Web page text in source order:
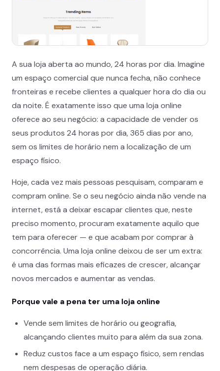
A sua loja aberta ao mundo, 24 horas por dia. Imagine
um espaço comercial que nunca fecha, não conhece
fronteiras e recebe clientes a qualquer hora do dia ou
da noite. É exatamente isso que uma loja online
oferece ao seu negócio: a capacidade de vender os
seus produtos 24 horas por dia, 365 dias por ano,
sem os limites de horário nem a localização de um
espaço físico.
Hoje, cada vez mais pessoas pesquisam, comparam e
compram online. Se o seu negócio ainda não vende na
internet, está a deixar escapar clientes que, neste
preciso momento, procuram exatamente aquilo que
tem para oferecer — e que acabam por comprar à
concorrência. Uma loja online deixou de ser um extra:
é uma das formas mais eficazes de crescer, alcançar
novos mercados e aumentar as vendas.
Porque vale a pena ter uma loja online
Vende sem limites de horário ou geografia,
alcançando clientes muito para além da sua zona.
Reduz custos face a um espaço físico, sem rendas
nem despesas de operação diária.